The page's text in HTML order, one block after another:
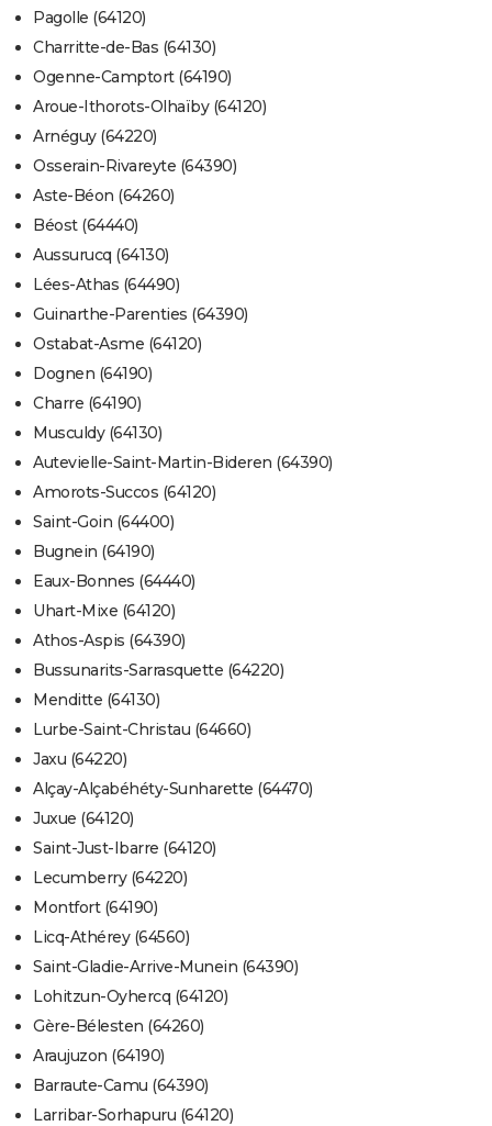
Pagolle (64120)
Charritte-de-Bas (64130)
Ogenne-Camptort (64190)
Aroue-Ithorots-Olhaïby (64120)
Arnéguy (64220)
Osserain-Rivareyte (64390)
Aste-Béon (64260)
Béost (64440)
Aussurucq (64130)
Lées-Athas (64490)
Guinarthe-Parenties (64390)
Ostabat-Asme (64120)
Dognen (64190)
Charre (64190)
Musculdy (64130)
Autevielle-Saint-Martin-Bideren (64390)
Amorots-Succos (64120)
Saint-Goin (64400)
Bugnein (64190)
Eaux-Bonnes (64440)
Uhart-Mixe (64120)
Athos-Aspis (64390)
Bussunarits-Sarrasquette (64220)
Menditte (64130)
Lurbe-Saint-Christau (64660)
Jaxu (64220)
Alçay-Alçabéhéty-Sunharette (64470)
Juxue (64120)
Saint-Just-Ibarre (64120)
Lecumberry (64220)
Montfort (64190)
Licq-Athérey (64560)
Saint-Gladie-Arrive-Munein (64390)
Lohitzun-Oyhercq (64120)
Gère-Bélesten (64260)
Araujuzon (64190)
Barraute-Camu (64390)
Larribar-Sorhapuru (64120)